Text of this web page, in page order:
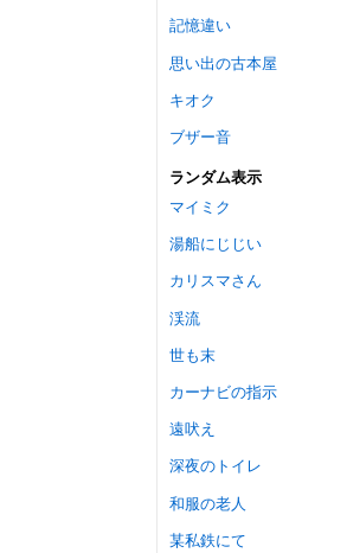
記憶違い
思い出の古本屋
キオク
ブザー音
ランダム表示
マイミク
湯船にじじい
カリスマさん
渓流
世も末
カーナビの指示
遠吠え
深夜のトイレ
和服の老人
某私鉄にて